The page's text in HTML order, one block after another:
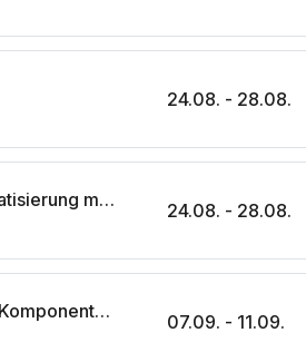
24.08. - 28.08.
n8n: Modul 1 - Automatisierung mit KI-Agenten 24.08. - 28.08.
React & TypeScript - Komponenten, Reaktivität & Schnittstellen 07.09. - 11.09.